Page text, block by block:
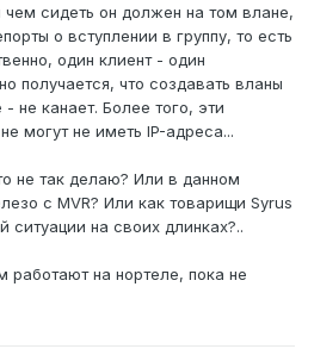
сидеть он должен на том влане,
о вступлении в группу, то есть
один клиент - один
получается, что создавать вланы
не канает. Более того, эти
могут не иметь IP-адреса...
не так делаю? Или в данном
с MVR? Или как товарищи Syrus
ситуации на своих длинках?..
работают на нортеле, пока не